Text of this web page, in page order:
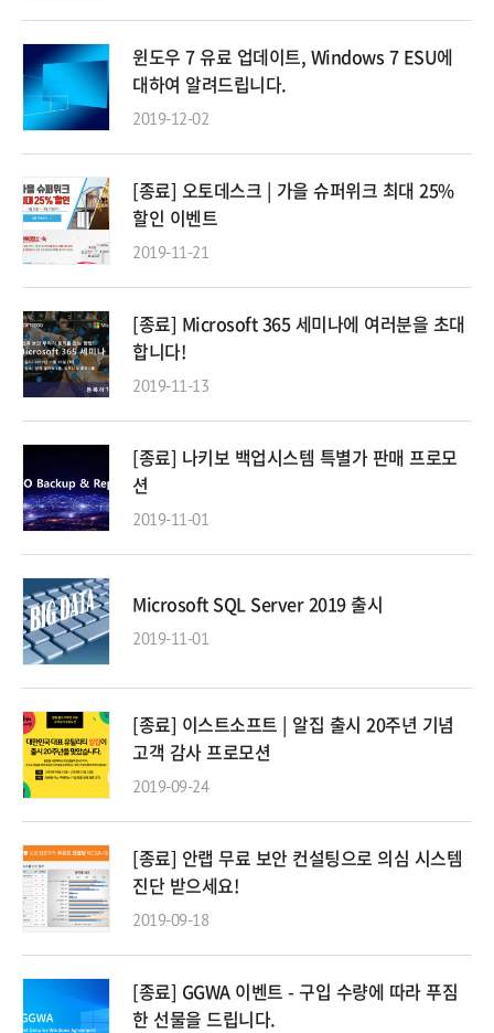
윈도우 7 유료 업데이트, Windows 7 ESU에
대하여 알려드립니다.
2019-12-02
[종료] 오토데스크 | 가을 슈퍼위크 최대 25%
할인 이벤트
2019-11-21
[종료] Microsoft 365 세미나에 여러분을 초대
합니다!
2019-11-13
[종료] 나키보 백업시스템 특별가 판매 프로모
션
2019-11-01
Microsoft SQL Server 2019 출시
2019-11-01
[종료] 이스트소프트 | 알집 출시 20주년 기념
고객 감사 프로모션
2019-09-24
[종료] 안랩 무료 보안 컨설팅으로 의심 시스템
진단 받으세요!
2019-09-18
[종료] GGWA 이벤트 - 구입 수량에 따라 푸짐
한 선물을 드립니다.